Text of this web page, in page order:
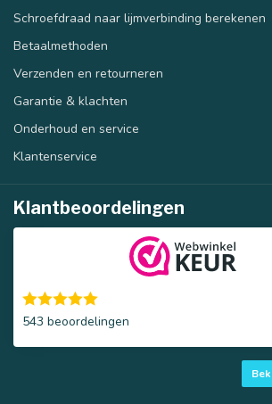
Schroefdraad naar lijmverbinding berekenen
Betaalmethoden
Verzenden en retourneren
Garantie & klachten
Onderhoud en service
Klantenservice
Klantbeoordelingen
543 beoordelingen